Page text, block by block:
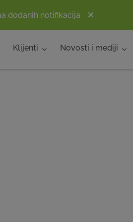
dodanih notifikacija
Klijenti Novosti i mediji